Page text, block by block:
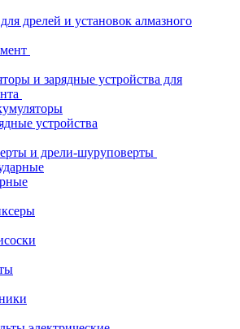
дрелей и установок алмазного
и зарядные устройства для
устройства
и дрели-шуруповерты